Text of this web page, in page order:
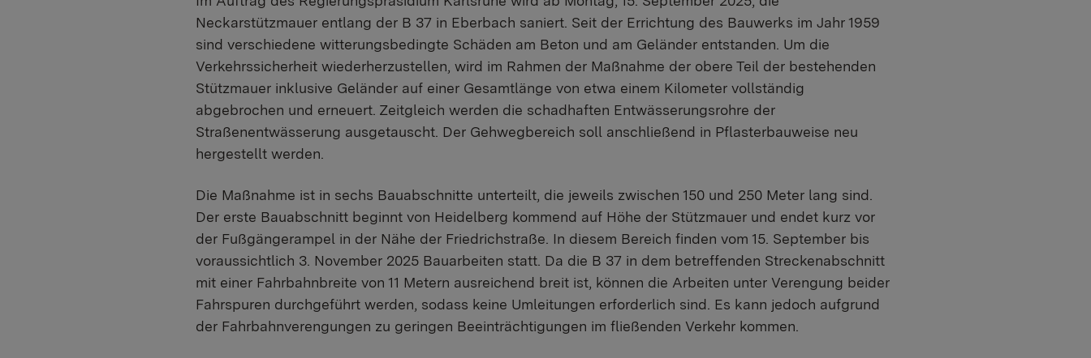
Neckarstützmauer entlang der B 37 in Eberbach saniert. Seit der Errichtung des Bauwerks im Jahr 1959
sind verschiedene witterungsbedingte Schäden am Beton und am Geländer entstanden. Um die
Verkehrssicherheit wiederherzustellen, wird im Rahmen der Maßnahme der obere Teil der bestehenden
Stützmauer inklusive Geländer auf einer Gesamtlänge von etwa einem Kilometer vollständig
abgebrochen und erneuert. Zeitgleich werden die schadhaften Entwässerungsrohre der
Straßenentwässerung ausgetauscht. Der Gehwegbereich soll anschließend in Pflasterbauweise neu
hergestellt werden.
Die Maßnahme ist in sechs Bauabschnitte unterteilt, die jeweils zwischen 150 und 250 Meter lang sind.
Der erste Bauabschnitt beginnt von Heidelberg kommend auf Höhe der Stützmauer und endet kurz vor
der Fußgängerampel in der Nähe der Friedrichstraße. In diesem Bereich finden vom 15. September bis
voraussichtlich 3. November 2025 Bauarbeiten statt. Da die B 37 in dem betreffenden Streckenabschnitt
mit einer Fahrbahnbreite von 11 Metern ausreichend breit ist, können die Arbeiten unter Verengung beider
Fahrspuren durchgeführt werden, sodass keine Umleitungen erforderlich sind. Es kann jedoch aufgrund
der Fahrbahnverengungen zu geringen Beeinträchtigungen im fließenden Verkehr kommen.